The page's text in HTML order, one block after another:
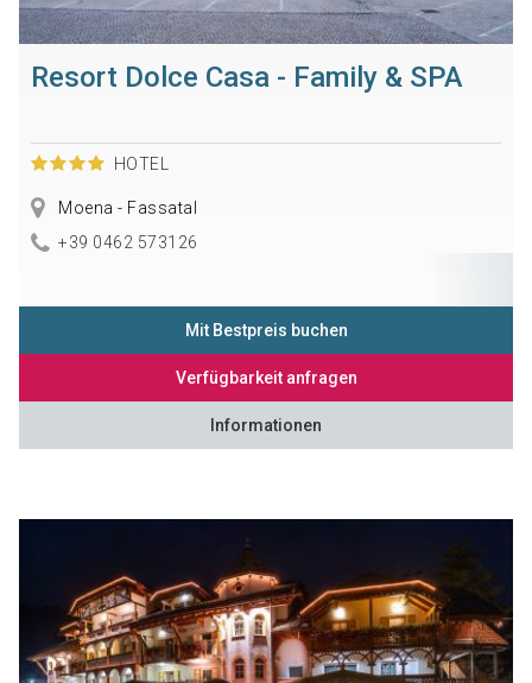
Resort Dolce Casa - Family & SPA
HOTEL
Moena - Fassatal
+39 0462 573126
Mit Bestpreis buchen
Verfügbarkeit anfragen
Informationen